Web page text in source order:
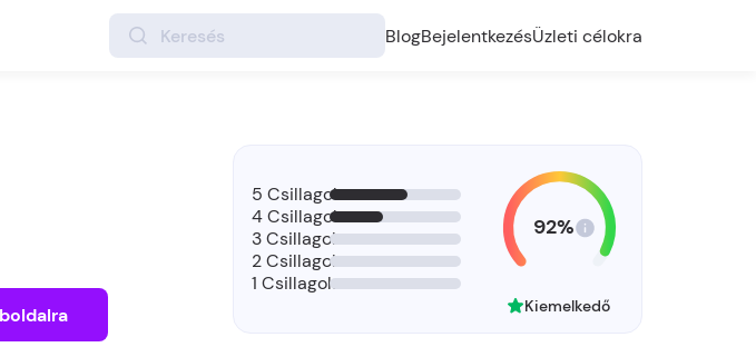
BlogBejelentkezésÜzleti célokra
5 Csillagok
4 Csillagok
3 Csillagok
2 Csillagok
1 Csillagok
92%
Kiemelkedő